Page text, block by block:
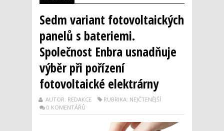
Sedm variant fotovoltaických
panelů s bateriemi.
Společnost Enbra usnadňuje
výběr při pořízení
fotovoltaické elektrárny
AUTOR: REDAKCE
RUBRIKA: NEJČTENĚJŠÍ
0 KOMENTÁŘŮ